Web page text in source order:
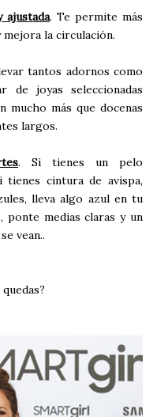
ajustada. Te permite más
la circulación.
tantos adornos como
joyas seleccionadas
mucho más que docenas
largos.
. Si tienes un pelo
tienes cintura de avispa,
lleva algo azul en tu
ponte medias claras y un
vean..